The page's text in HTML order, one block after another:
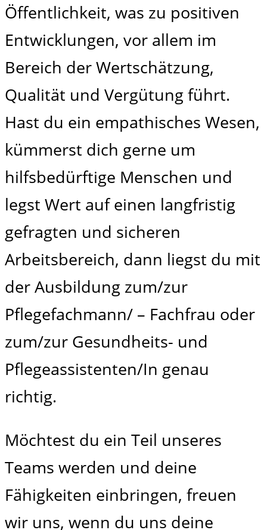
Öffentlichkeit, was zu positiven
Entwicklungen, vor allem im
Bereich der Wertschätzung,
Qualität und Vergütung führt.
Hast du ein empathisches Wesen,
kümmerst dich gerne um
hilfsbedürftige Menschen und
legst Wert auf einen langfristig
gefragten und sicheren
Arbeitsbereich, dann liegst du mit
der Ausbildung zum/zur
Pflegefachmann/ – Fachfrau oder
zum/zur Gesundheits- und
Pflegeassistenten/In genau
richtig.
Möchtest du ein Teil unseres
Teams werden und deine
Fähigkeiten einbringen, freuen
wir uns, wenn du uns deine